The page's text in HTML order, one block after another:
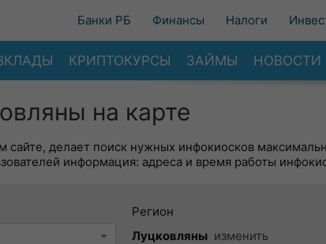
Банки РБ Финансы Налоги
КРИПТОКУРСЫ ЗАЙМЫ НОВОСТИ
на карте
сайте, делает поиск нужных инфокиосков
информация: адреса и время работы
Регион
Луцковляны изменить